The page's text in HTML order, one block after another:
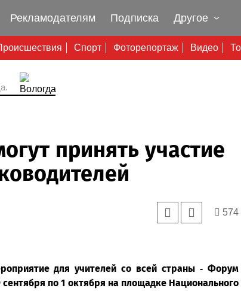
Спорт Фоторепортаж Видео
Рекламодателям Подписка Другое
принять участие
574
для учителей со всей страны - Форум
по 1 октября на площадке Национального